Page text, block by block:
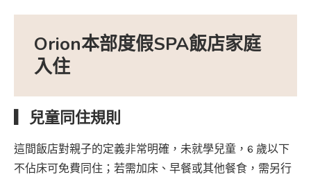
Orion本部度假SPA飯店家庭
入住
▎兒童同住規則
這間飯店對親子的定義非常明確，未就學兒童，6 歲以下
不佔床可免費同住；若需加床、早餐或其他餐食，需另行